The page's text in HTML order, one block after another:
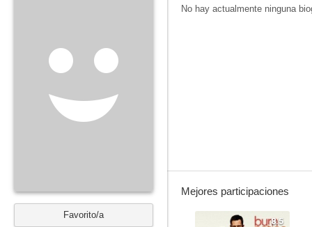
Favorito/a
No hay actualmente ninguna
Mejores participaciones
8.5